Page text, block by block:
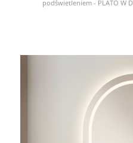
podświetleniem - PLATO W